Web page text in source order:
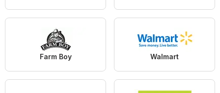
Farm Boy Walmart